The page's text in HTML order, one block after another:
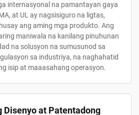
internasyonal na pamantayan gaya
at UL ay nagsisiguro na ligtas,
ang aming mga produkto. Ang
maniwala na kanilang pinuhunan
na solusyon na sumusunod sa
sa industriya, na naghahatid
isip at maaasahang operasyon.
Disenyo at Patentadong